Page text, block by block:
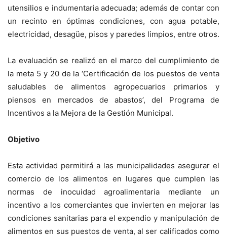
utensilios e indumentaria adecuada; además de contar con
un recinto en óptimas condiciones, con agua potable,
electricidad, desagüe, pisos y paredes limpios, entre otros.
La evaluación se realizó en el marco del cumplimiento de
la meta 5 y 20 de la ‘Certificación de los puestos de venta
saludables de alimentos agropecuarios primarios y
piensos en mercados de abastos’, del Programa de
Incentivos a la Mejora de la Gestión Municipal.
Objetivo
Esta actividad permitirá a las municipalidades asegurar el
comercio de los alimentos en lugares que cumplen las
normas de inocuidad agroalimentaria mediante un
incentivo a los comerciantes que invierten en mejorar las
condiciones sanitarias para el expendio y manipulación de
alimentos en sus puestos de venta, al ser calificados como